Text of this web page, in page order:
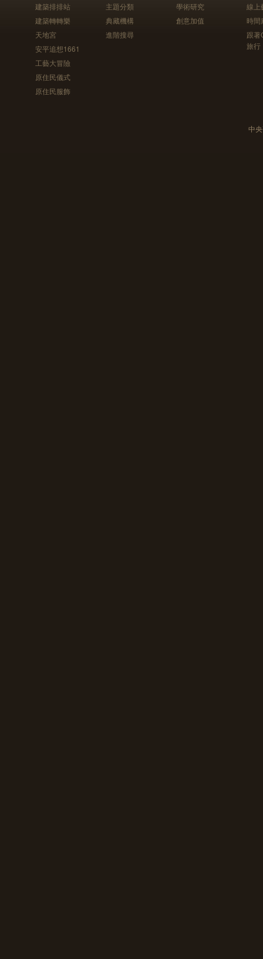
建築排排站
建築轉轉樂
天地宮
安平追想1661
工藝大冒險
原住民儀式
原住民服飾
主題分類
典藏機構
進階搜尋
學術研究
創意加值
線上
時間
跟
旅行
中